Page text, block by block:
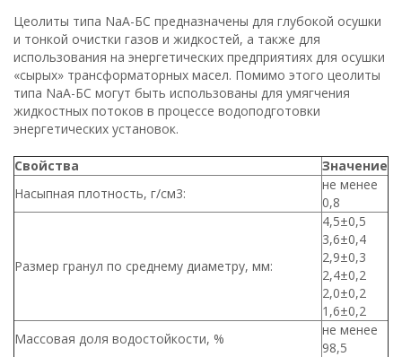
Цеолиты типа NaА-БС предназначены для глубокой осушки
и тонкой очистки газов и жидкостей, а также для
использования на энергетических предприятиях для осушки
«сырых» трансформаторных масел. Помимо этого цеолиты
типа NaА-БС могут быть использованы для умягчения
жидкостных потоков в процессе водоподготовки
энергетических установок.
Свойства
Значение
Насыпная плотность, г/см3:
не менее
0,8
Размер гранул по среднему диаметру, мм:
4,5±0,5
3,6±0,4
2,9±0,3
2,4±0,2
2,0±0,2
1,6±0,2
Массовая доля водостойкости, %
не менее
98,5